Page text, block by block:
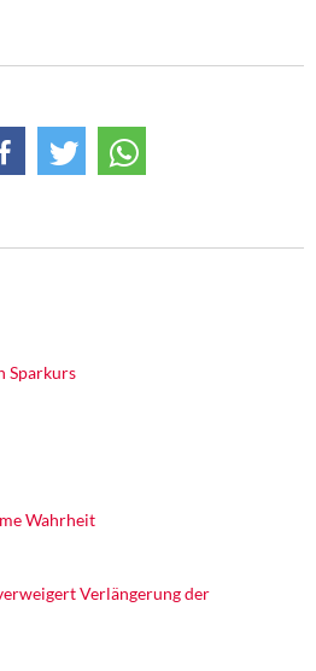
Sparkurs
Wahrheit
Verlängerung der